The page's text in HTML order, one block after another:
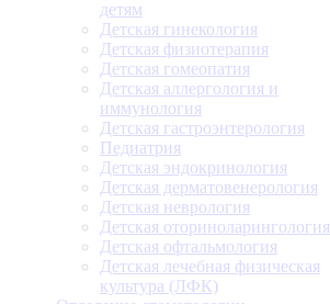
детям
Детская гинекология
Детская физиотерапия
Детская гомеопатия
Детская аллергология и
иммунология
Детская гастроэнтерология
Педиатрия
Детская эндокринология
Детская дерматовенерология
Детская неврология
Детская оториноларингология
Детская офтальмология
Детская лечебная физическая
культура (ЛФК)